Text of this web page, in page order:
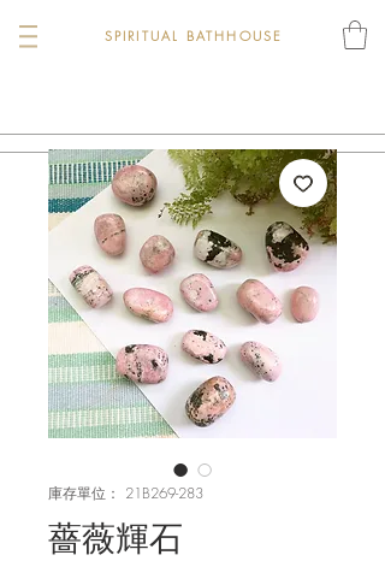
SPIRITUAL BATHHOUSE
庫存單位： 21B269-283
薔薇輝石